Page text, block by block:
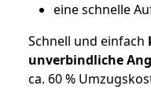
eine schnelle
Schnell und einfach
unverbindliche
ca. 60 %